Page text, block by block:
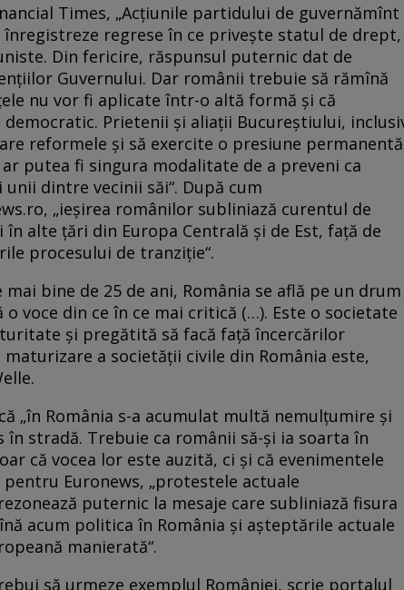
Times, „Acțiunile partidului de guvernămînt
înregistreze regrese în ce privește statul de drept,
Din fericire, răspunsul puternic dat de
Guvernului. Dar românii trebuie să rămînă
nu vor fi aplicate într-o altă formă și că
Prietenii și aliații Bucureștiului,
reformele și să exercite o presiune permanentă
putea fi singura modalitate de a preveni ca
unii dintre vecinii săi“. După cum
„ieșirea românilor subliniază curentul de
alte ţări din Europa Centrală şi de Est, faţă de
procesului de tranziţie“.
mai bine de 25 de ani, România se află pe un drum
voce din ce în ce mai critică (…). Este o societate
şi pregătită să facă faţă încercărilor
a societăţii civile din România este,
„în România s-a acumulat multă nemulțumire și
stradă. Trebuie ca românii să-și ia soarta în
că vocea lor este auzită, ci și că evenimentele
Euronews, „protestele actuale
puternic la mesaje care subliniază fisura
acum politica în România şi aşteptările actuale
manierată“.
să urmeze exemplul României, scrie portalul